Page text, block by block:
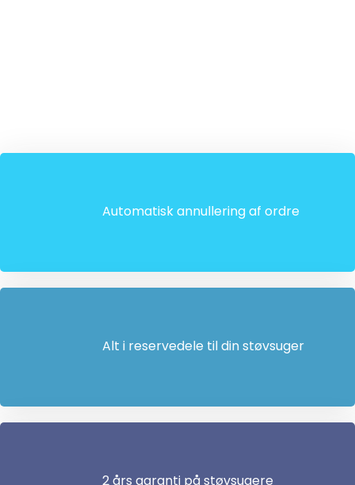
Automatisk annullering af ordre
Alt i reservedele til din støvsuger
2 års garanti på støvsugere